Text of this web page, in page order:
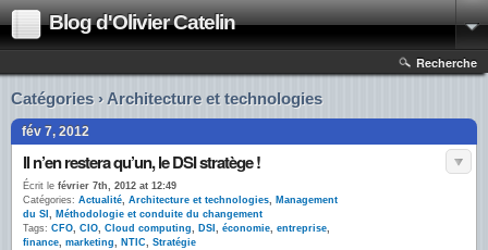
Blog d'Olivier Catelin
Recherche
Catégories › Architecture et technologies
fév 7, 2012
Il n’en restera qu’un, le DSI stratège !
Écrit le février 7th, 2012 at 12:49
Catégories: Actualité, Architecture et technologies, Management
du SI , Méthodologie et conduite du changement
Tags: CFO, CIO, Cloud computing, DSI , économie, entreprise,
finance, marketing, NTIC, Stratégie